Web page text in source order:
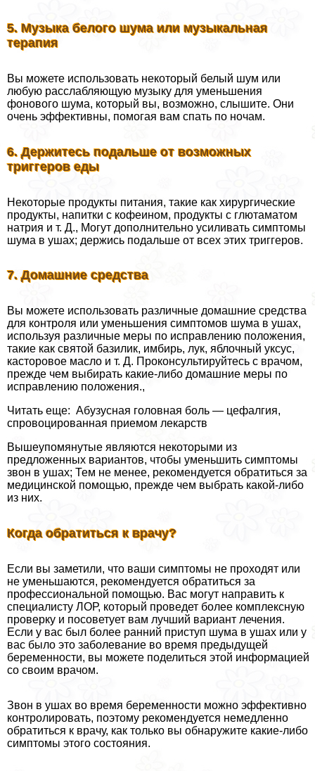
5. Музыка белого шума или музыкальная
терапия
Вы можете использовать некоторый белый шум или
любую расслабляющую музыку для уменьшения
фонового шума, который вы, возможно, слышите. Они
очень эффективны, помогая вам спать по ночам.
6. Держитесь подальше от возможных
триггеров еды
Некоторые продукты питания, такие как хирургические
продукты, напитки с кофеином, продукты с глютаматом
натрия и т. Д., Могут дополнительно усиливать симптомы
шума в ушах; держись подальше от всех этих триггеров.
7. Домашние средства
Вы можете использовать различные домашние средства
для контроля или уменьшения симптомов шума в ушах,
используя различные меры по исправлению положения,
такие как святой базилик, имбирь, лук, яблочный уксус,
касторовое масло и т. Д. Проконсультируйтесь с врачом,
прежде чем выбирать какие-либо домашние меры по
исправлению положения.,
Читать еще: Абузусная головная боль — цефалгия,
спровоцированная приемом лекарств
Вышеупомянутые являются некоторыми из
предложенных вариантов, чтобы уменьшить симптомы
звон в ушах; Тем не менее, рекомендуется обратиться за
медицинской помощью, прежде чем выбрать какой-либо
из них.
Когда обратиться к врачу?
Если вы заметили, что ваши симптомы не проходят или
не уменьшаются, рекомендуется обратиться за
профессиональной помощью. Вас могут направить к
специалисту ЛОР, который проведет более комплексную
проверку и посоветует вам лучший вариант лечения.
Если у вас был более ранний приступ шума в ушах или у
вас было это заболевание во время предыдущей
беременности, вы можете поделиться этой информацией
со своим врачом.
Звон в ушах во время беременности можно эффективно
контролировать, поэтому рекомендуется немедленно
обратиться к врачу, как только вы обнаружите какие-либо
симптомы этого состояния.